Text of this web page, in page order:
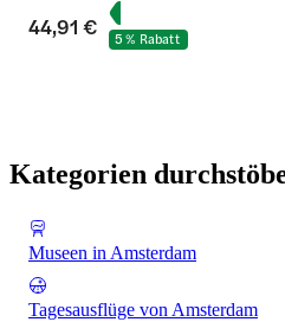
44,91 € 5 % Rabatt
Kategorien
Museen in Amsterdam
Tagesausflüge von Amsterdam